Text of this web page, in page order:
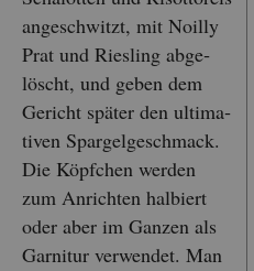
an­ge­schwitzt, mit Noil­ly
Prat und Ries­ling ab­ge­
löscht, und geben dem
Ge­richt spä­ter den ul­ti­ma­
ti­ven Spar­gel­ge­schmack.
Die Köpf­chen wer­den
zum An­rich­ten hal­biert
oder aber im Gan­zen als
Gar­ni­tur ver­wen­det. Man